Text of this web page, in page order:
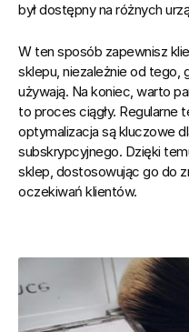
był dostępny na różnych
W ten sposób zapewnisz
sklepu, niezależnie od tego,
używają. Na koniec, warto
to proces ciągły. Regularne
optymalizacja są kluczowe
subskrypcyjnego. Dzięki
sklep, dostosowując go do
oczekiwań klientów.